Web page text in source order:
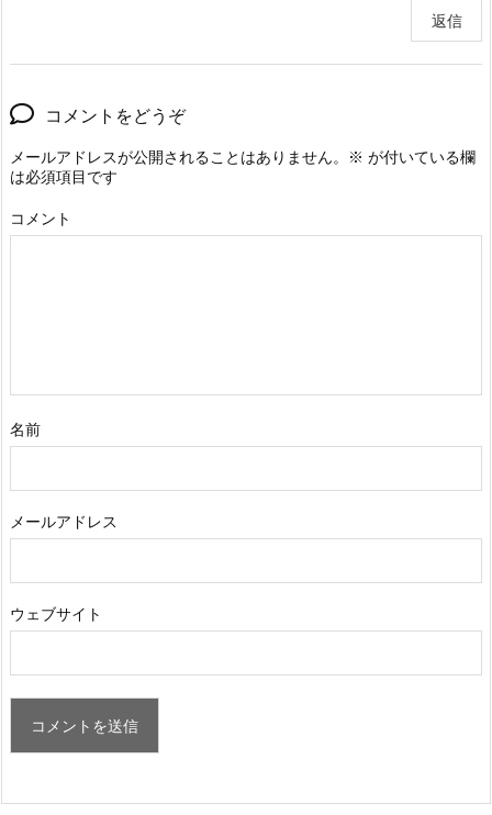
返信
コメントをどうぞ
メールアドレスが公開されることはありません。 ※ が付いている欄
は必須項目です
コメント
名前
メールアドレス
ウェブサイト